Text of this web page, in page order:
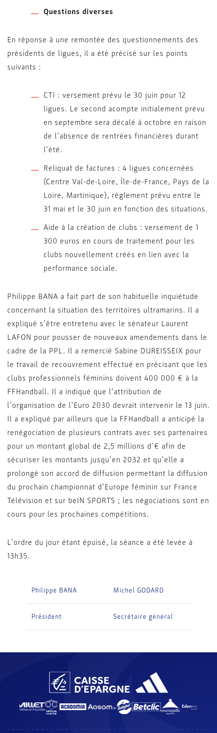
Questions diverses
En réponse à une remontée des questionnements des
présidents de ligues, il a été précisé sur les points
suivants :
CTI : versement prévu le 30 juin pour 12
ligues. Le second acompte initialement prévu
en septembre sera décalé à octobre en raison
de l’absence de rentrées financières durant
l’été.
Reliquat de factures : 4 ligues concernées
(Centre Val-de-Loire, Île-de-France, Pays de la
Loire, Martinique), règlement prévu entre le
31 mai et le 30 juin en fonction des situations.
Aide à la création de clubs : versement de 1
300 euros en cours de traitement pour les
clubs nouvellement créés en lien avec la
performance sociale.
Philippe BANA a fait part de son habituelle inquiétude
concernant la situation des territoires ultramarins. Il a
expliqué s’être entretenu avec le sénateur Laurent
LAFON pour pousser de nouveaux amendements dans le
cadre de la PPL. Il a remercié Sabine DUREISSEIX pour
le travail de recouvrement effectué en précisant que les
clubs professionnels féminins doivent 400 000 € à la
FFHandball. Il a indiqué que l’attribution de
l’organisation de l’Euro 2030 devrait intervenir le 13 juin.
Il a expliqué par ailleurs que la FFHandball a anticipé la
renégociation de plusieurs contrats avec ses partenaires
pour un montant global de 2,5 millions d’€ afin de
sécuriser les montants jusqu’en 2032 et qu’elle a
prolongé son accord de diffusion permettant la diffusion
du prochain championnat d’Europe féminin sur France
Télévision et sur beIN SPORTS ; les négociations sont en
cours pour les prochaines compétitions.
L’ordre du jour étant épuisé, la séance a été levée à
13h35.
Philippe BANA Michel GODARD
Président Secrétaire général